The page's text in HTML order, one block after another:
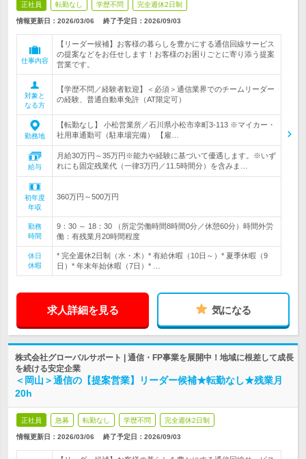
正社員 転勤なし 学歴不問 完全週休2日制
情報更新日：2026/03/06 終了予定日： 2026/09/03
仕事内容
【リーダー候補】お客様の暮らしを豊かにする通信回線サービス
の提案などをお任せします！お客様のお困りごとに寄り添う提案
営業です。
対象と
なる方
【学歴不問／経験者歓迎】＜必須＞通信業界でのチームリーダー
の経験、普通自動車免許（AT限定可）
勤務地
【転勤なし】 小松営業所／石川県小松市幸町3-113 ※マイカー・
社用車通勤可（駐車場完備） 【雇…
給与
月給30万円～35万円※能力や経験に基づいて優遇します。※いず
れにも固定残業代（一律3万円／11.5時間分）を含みま…
初年度
年収
360万円～500万円
勤務
時間
9：30 ～ 18：30 （所定労働時間8時間0分／休憩60分）時間外労
働：有残業月20時間程度
休日
休暇
* 完全週休2日制（水・木）* 有給休暇（10日～）* 夏季休暇（9
日）* 年末年始休暇（7日）* …
求人詳細を見る 気になる
株式会社グローバルサポート | 通信・FP事業を展開中！地域に根差して成長
を続ける安定企業
＜岡山＞通信の【提案営業】リーダー候補★転勤なし★残業月
20h
正社員 急募 転勤なし 学歴不問 完全週休2日制
情報更新日：2026/03/06 終了予定日： 2026/09/03